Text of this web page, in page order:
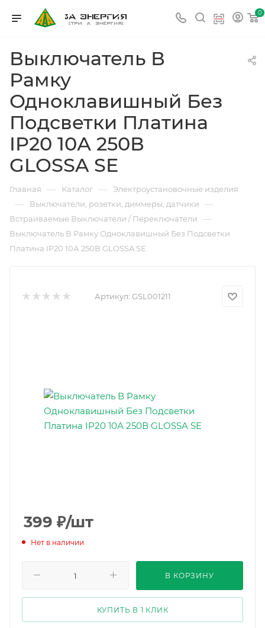
0
Выключатель В
Рамку
Одноклавишный Без
Подсветки Платина
IP20 10А 250В
GLOSSA SE
Главная — Каталог — Электроустановочные изделия
— Выключатели, розетки, диммеры, датчики —
Встраиваемые Выключатели / Переключатели —
Выключатель В Рамку Одноклавишный Без Подсветки
Платина IP20 10А 250В GLOSSA SE
Артикул: GSL001211
399 ₽/шт
Нет в наличии
В КОРЗИНУ
КУПИТЬ В 1 КЛИК